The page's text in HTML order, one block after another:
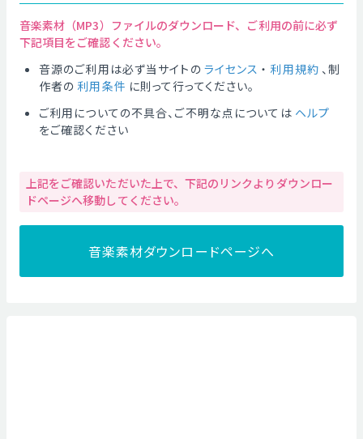
音楽素材（MP3）ファイルのダウンロード、ご利用の前に必ず
下記項目をご確認ください。
音源のご利用は必ず当サイトの ライセンス ・ 利用規約 、制
作者の 利用条件 に則って行ってください。
ご利用についての不具合、ご不明な点については ヘルプ
をご確認ください
上記をご確認いただいた上で、下記のリンクよりダウンロー
ドページへ移動してください。
音楽素材ダウンロードページへ